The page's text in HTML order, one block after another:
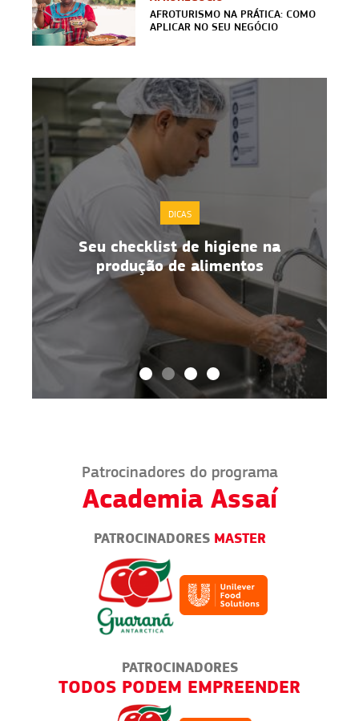
AFROTURISMO NA PRÁTICA: COMO
APLICAR NO SEU NEGÓCIO
DICAS
Seu checklist de higiene na
produção de alimentos
Patrocinadores do programa
Academia Assaí
PATROCINADORES MASTER
PATROCINADORES
TODOS PODEM EMPREENDER